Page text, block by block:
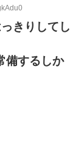
きりしてし
備するしか